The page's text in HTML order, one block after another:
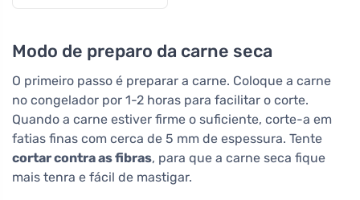
Modo de preparo da carne seca
O primeiro passo é preparar a carne. Coloque a carne
no congelador por 1-2 horas para facilitar o corte.
Quando a carne estiver firme o suficiente, corte-a em
fatias finas com cerca de 5 mm de espessura. Tente
cortar contra as fibras, para que a carne seca fique
mais tenra e fácil de mastigar.